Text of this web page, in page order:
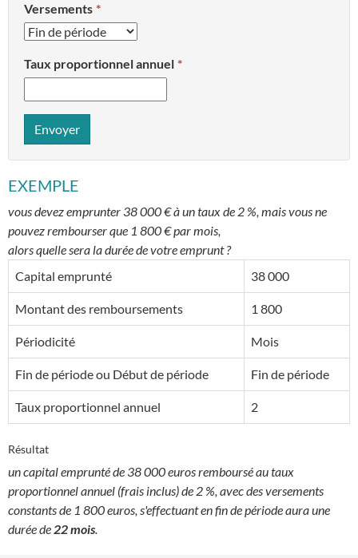
Versements
Taux proportionnel annuel
Envoyer
EXEMPLE
vous devez emprunter 38 000 € à un taux de 2 %, mais vous ne
pouvez rembourser que 1 800 € par mois,
alors quelle sera la durée de votre emprunt ?
Capital emprunté
38 000
Montant des remboursements 1 800
Périodicité Mois
Fin de période ou Début de période Fin de période
Taux proportionnel annuel 2
Résultat
un capital emprunté de 38 000 euros remboursé au taux
proportionnel annuel (frais inclus) de 2 %, avec des versements
constants de 1 800 euros, s'effectuant en fin de période aura une
durée de22 mois.